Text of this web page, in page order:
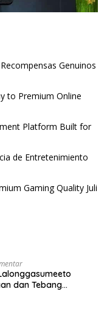
Genuinos
to Premium Online
Platform Built for
de Entretenimiento
Gaming Quality Juli
dan Tebang